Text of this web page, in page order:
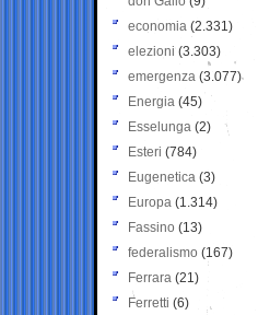
economia (2.331)
elezioni (3.303)
emergenza (3.077)
Energia (45)
Esselunga (2)
Esteri (784)
Eugenetica (3)
Europa (1.314)
Fassino (13)
federalismo (167)
Ferrara (21)
Ferretti (6)